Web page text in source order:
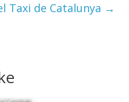
Taxi de Catalunya →